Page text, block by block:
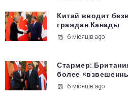
Китай вводит
граждан Канады
6 місяців ago
Стармер:
более
6 місяців ago